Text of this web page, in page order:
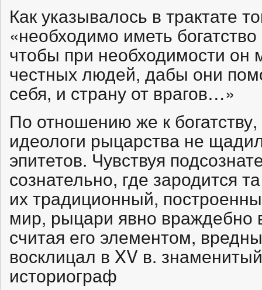
Как указывалось в трактате
«необходимо иметь
чтобы при необходимости он
честных людей, дабы они
себя, и страну от врагов…»
По отношению же к
идеологи рыцарства не
эпитетов. Чувствуя
сознательно, где зародится
их традиционный,
мир, рыцари явно враждебно
считая его элементом,
восклицал в XV в.
историограф